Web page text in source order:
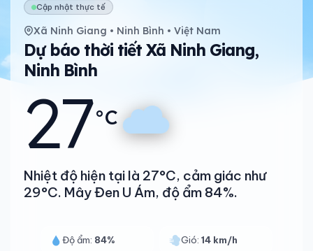
Cập nhật thực tế
Xã Ninh Giang • Ninh Bình • Việt Nam
Dự báo thời tiết Xã Ninh Giang,
Ninh Bình
27°C
Nhiệt độ hiện tại là 27°C, cảm giác như
29°C. Mây Đen U Ám, độ ẩm 84%.
Độ ẩm: 84% Gió:14 km/h